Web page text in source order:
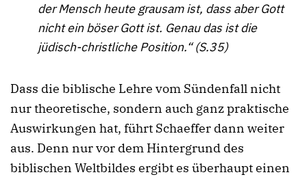
der Mensch heute grausam ist, dass aber Gott
nicht ein böser Gott ist. Genau das ist die
jüdisch-christliche Position.“ (S.35)
Dass die biblische Lehre vom Sündenfall nicht
nur theoretische, sondern auch ganz praktische
Auswirkungen hat, führt Schaeffer dann weiter
aus. Denn nur vor dem Hintergrund des
biblischen Weltbildes ergibt es überhaupt einen